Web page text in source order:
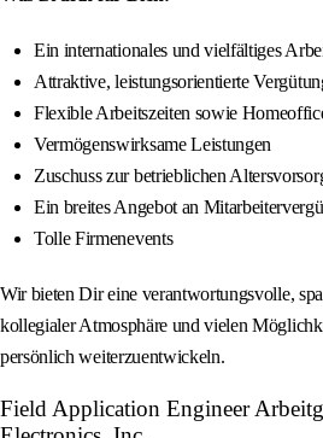
Ein internationales und vielfältiges
Attraktive, leistungsorientierte
Flexible Arbeitszeiten sowie
Vermögenswirksame Leistungen
Zuschuss zur betrieblichen
Ein breites Angebot an
Tolle Firmenevents
Wir bieten Dir eine verantwortungsvolle,
kollegialer Atmosphäre und vielen
persönlich weiterzuentwickeln.
Field Application Engineer